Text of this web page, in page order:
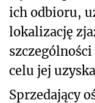
ich odbioru,
lokalizację
celu jej
Sprzedający